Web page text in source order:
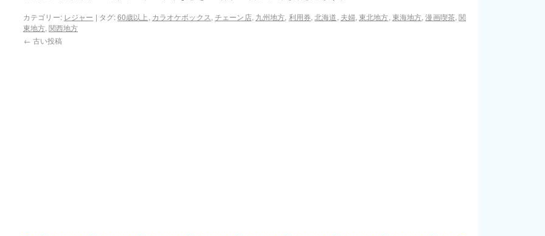
カテゴリー: レジャー | タグ:60歳以上, カラオケボックス, チェーン店, 九州地方, 利用券,北海道, 夫婦,東北地方, 東海地方,漫画喫茶,関
東地方, 関西地方
← 古い投稿